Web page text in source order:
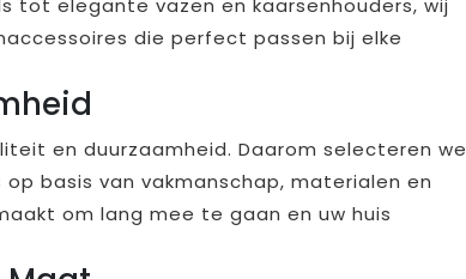
tot elegante vazen en kaarsenhouders, wij
die perfect passen bij elke
en duurzaamheid. Daarom selecteren we
basis van vakmanschap, materialen en
om lang mee te gaan en uw huis